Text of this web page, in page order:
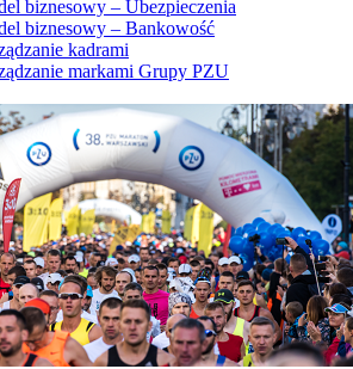
biznesowy – Ubezpieczenia
biznesowy – Bankowość
kadrami
markami Grupy PZU